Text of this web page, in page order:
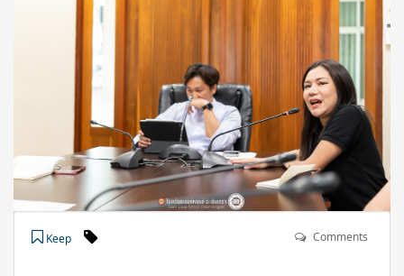
Keep Comments